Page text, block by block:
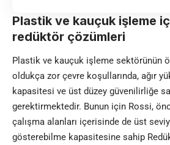
Plastik ve kauçuk işleme
redüktör çözümleri
Plastik ve kauçuk işleme sektörünün
oldukça zor çevre koşullarında, ağır
kapasitesi ve üst düzey güvenilirliğe
gerektirmektedir. Bunun için Rossi,
çalışma alanları içerisinde de üst
gösterebilme kapasitesine sahip